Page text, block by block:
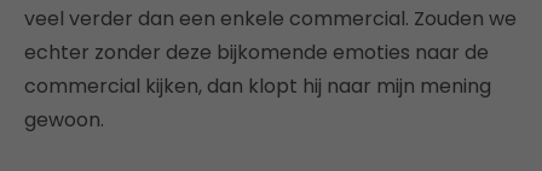
veel verder dan een enkele commercial. Zouden we
echter zonder deze bijkomende emoties naar de
commercial kijken, dan klopt hij naar mijn mening
gewoon.